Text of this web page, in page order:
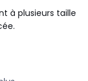
à plusieurs taille